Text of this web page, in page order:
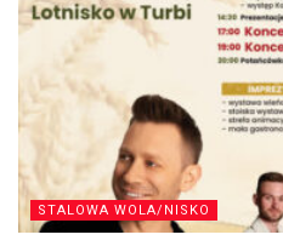
STALOWA WOLA/NISKO